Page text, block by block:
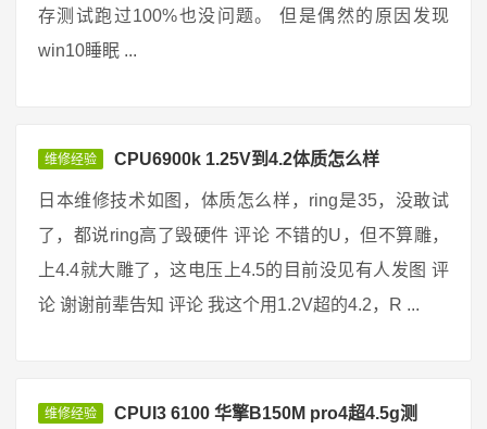
存测试跑过100%也没问题。 但是偶然的原因发现
win10睡眠 ...
维修经验 CPU6900k 1.25V到4.2体质怎么样
日本维修技术如图，体质怎么样，ring是35，没敢试
了，都说ring高了毁硬件 评论 不错的U，但不算雕，
上4.4就大雕了，这电压上4.5的目前没见有人发图 评
论 谢谢前辈告知 评论 我这个用1.2V超的4.2，R ...
维修经验
CPUI3 6100 华擎B150M pro4超4.5g测